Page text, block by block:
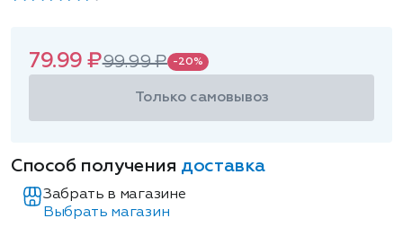
79.99 ₽99.99 ₽ -20%
Только самовывоз
Способ получения доставка
Забрать в магазине
Выбрать магазин